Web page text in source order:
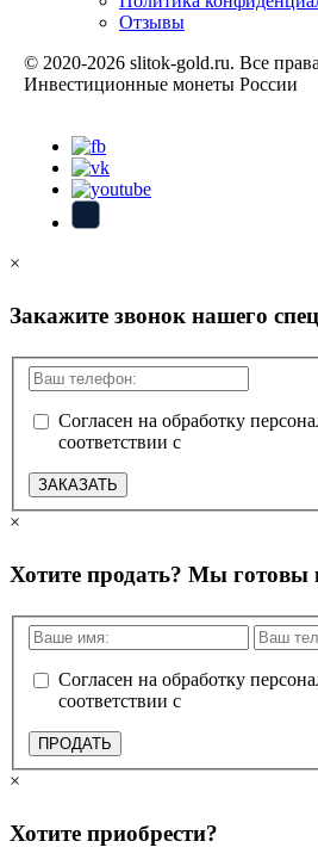
Отзывы
© 2020-2026 slitok-gold.ru. Все
Инвестиционные монеты России
×
Закажите звонок нашего
Согласен на обработку
соответствии с
ЗАКАЗАТЬ
×
Хотите продать? Мы готовы
Согласен на обработку
соответствии с
ПРОДАТЬ
×
Хотите приобрести?